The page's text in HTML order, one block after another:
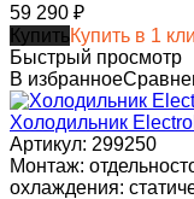
59 290 ₽
КупитьКупить в 1
Быстрый просмотр
В избранное
Холодильник
Артикул: 299250
Монтаж:
охлаждения: